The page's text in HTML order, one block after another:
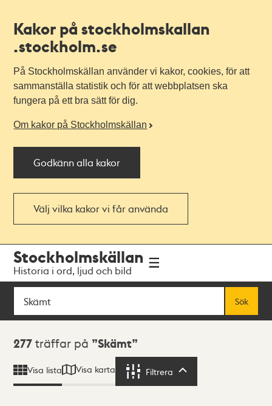
Kakor på stockholmskallan
.stockholm.se
På Stockholmskällan använder vi kakor, cookies, för att
sammanställa statistik och för att webbplatsen ska
fungera på ett bra sätt för dig.
Om kakor på Stockholmskällan
Godkänn alla kakor
Välj vilka kakor vi får använda
navigationen
huvudinnehållet
Stockholmskällan
Historia i ord, ljud och bild
Sök
Sök
Sökresultat
277 träffar på Skämt
Visa lista Visa karta Filtrera